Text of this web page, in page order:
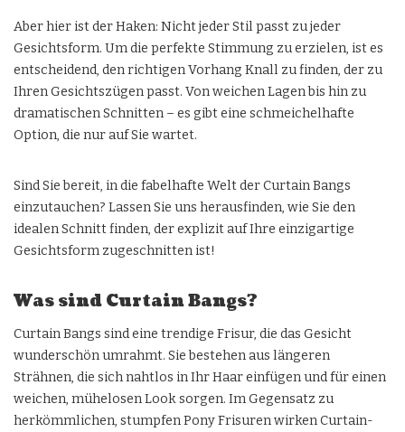
Aber hier ist der Haken: Nicht jeder Stil passt zu jeder
Gesichtsform. Um die perfekte Stimmung zu erzielen, ist es
entscheidend, den richtigen Vorhang Knall zu finden, der zu
Ihren Gesichtszügen passt. Von weichen Lagen bis hin zu
dramatischen Schnitten – es gibt eine schmeichelhafte
Option, die nur auf Sie wartet.
Sind Sie bereit, in die fabelhafte Welt der Curtain Bangs
einzutauchen? Lassen Sie uns herausfinden, wie Sie den
idealen Schnitt finden, der explizit auf Ihre einzigartige
Gesichtsform zugeschnitten ist!
Was sind Curtain Bangs?
Curtain Bangs sind eine trendige Frisur, die das Gesicht
wunderschön umrahmt. Sie bestehen aus längeren
Strähnen, die sich nahtlos in Ihr Haar einfügen und für einen
weichen, mühelosen Look sorgen. Im Gegensatz zu
herkömmlichen, stumpfen Pony Frisuren wirken Curtain-